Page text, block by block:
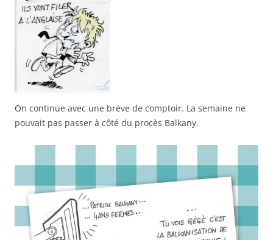
On continue avec une brève de comptoir. La semaine ne
pouvait pas passer à côté du procès Balkany.